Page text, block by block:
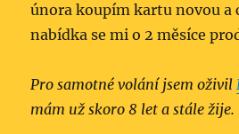
února koupím kartu novou a
nabídka se mi o 2 měsíce
Pro samotné volání jsem oživil
mám už skoro 8 let a stále žije.